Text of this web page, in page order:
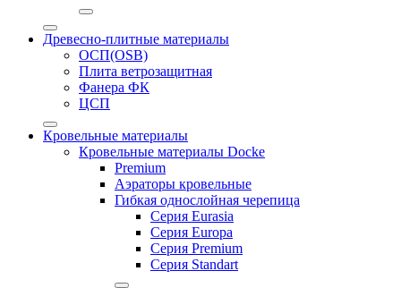
Древесно-плитные материалы
ОСП(OSB)
Плита ветрозащитная
Фанера ФК
ЦСП
Кровельные материалы
Кровельные материалы Docke
Premium
Аэраторы кровельные
Гибкая однослойная черепица
Серия Eurasia
Серия Europa
Серия Premium
Серия Standart